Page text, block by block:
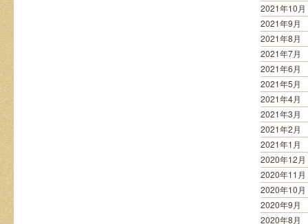
2021年10月
2021年9月
2021年8月
2021年7月
2021年6月
2021年5月
2021年4月
2021年3月
2021年2月
2021年1月
2020年12月
2020年11月
2020年10月
2020年9月
2020年8月